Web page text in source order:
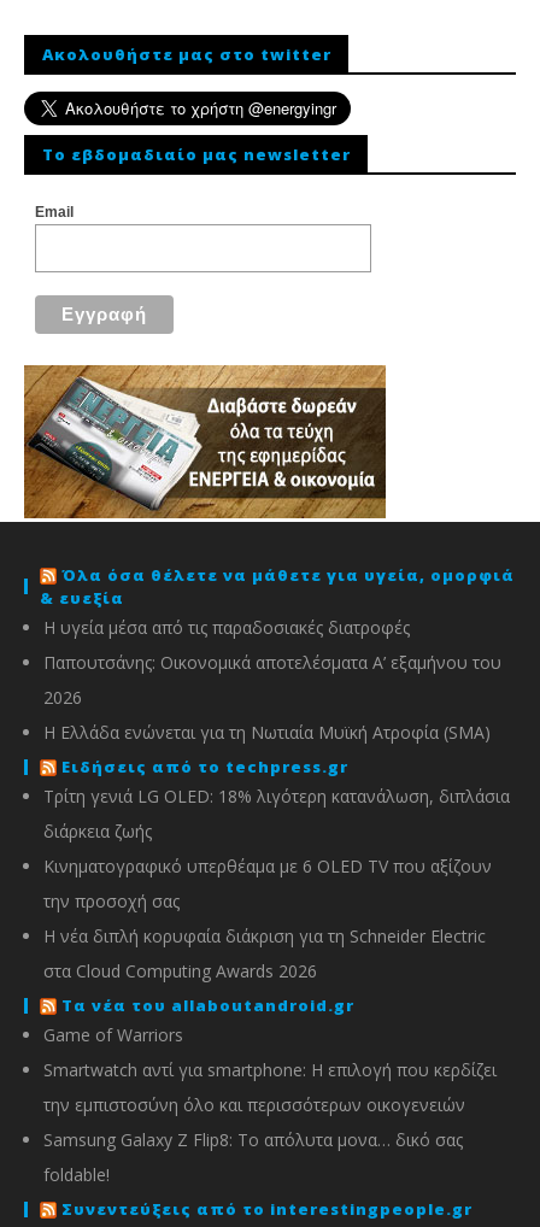
Ακολουθήστε μας στο twitter
To εβδομαδιαίο μας newsletter
Email
Όλα όσα θέλετε να μάθετε για υγεία, ομορφιά
& ευεξία
Η υγεία μέσα από τις παραδοσιακές διατροφές
Παπουτσάνης: Οικονομικά αποτελέσματα Α’ εξαμήνου του
2026
Η Ελλάδα ενώνεται για τη Νωτιαία Μυϊκή Ατροφία (SMA)
Ειδήσεις από το techpress.gr
Τρίτη γενιά LG OLED: 18% λιγότερη κατανάλωση, διπλάσια
διάρκεια ζωής
Κινηματογραφικό υπερθέαμα με 6 OLED TV που αξίζουν
την προσοχή σας
Η νέα διπλή κορυφαία διάκριση για τη Schneider Electric
στα Cloud Computing Awards 2026
Τα νέα του allaboutandroid.gr
Game of Warriors
Smartwatch αντί για smartphone: Η επιλογή που κερδίζει
την εμπιστοσύνη όλο και περισσότερων οικογενειών
Samsung Galaxy Z Flip8: Το απόλυτα μονα… δικό σας
foldable!
Συνεντεύξεις από το interestingpeople.gr